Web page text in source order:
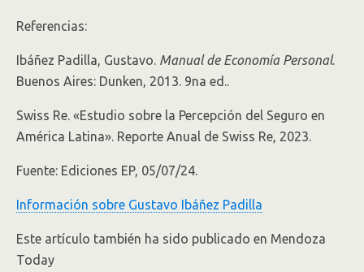
Referencias:
Ibáñez Padilla, Gustavo. Manual de Economía Personal.
Buenos Aires: Dunken, 2013. 9na ed..
Swiss Re. «Estudio sobre la Percepción del Seguro en
América Latina». Reporte Anual de Swiss Re, 2023.
Fuente: Ediciones EP, 05/07/24.
Información sobre Gustavo Ibáñez Padilla
Este artículo también ha sido publicado en Mendoza
Today